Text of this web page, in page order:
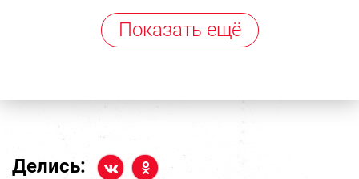
Показать ещё
Делись: